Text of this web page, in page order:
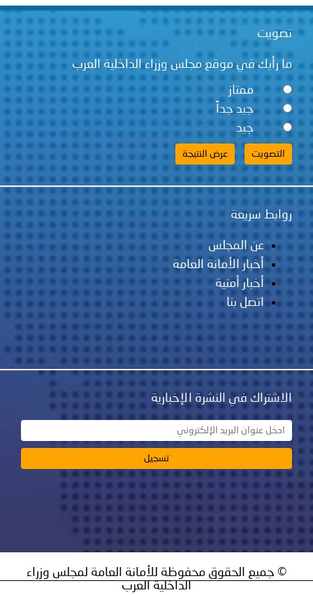
مجلس وزراء الداخلية العرب
العامة
الإخبارية
محفوظة للأمانة العامة لمجلس وزراء